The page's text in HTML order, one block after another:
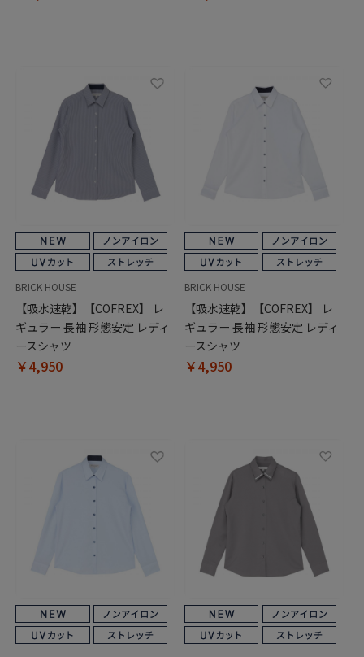
BRICK HOUSE
【吸水速乾】【COFREX】 レ
ギュラー 長袖 形態安定 レディ
ースシャツ
￥4,950
BRICK HOUSE
【吸水速乾】【COFREX】 レ
ギュラー 長袖 形態安定 レディ
ースシャツ
￥4,950